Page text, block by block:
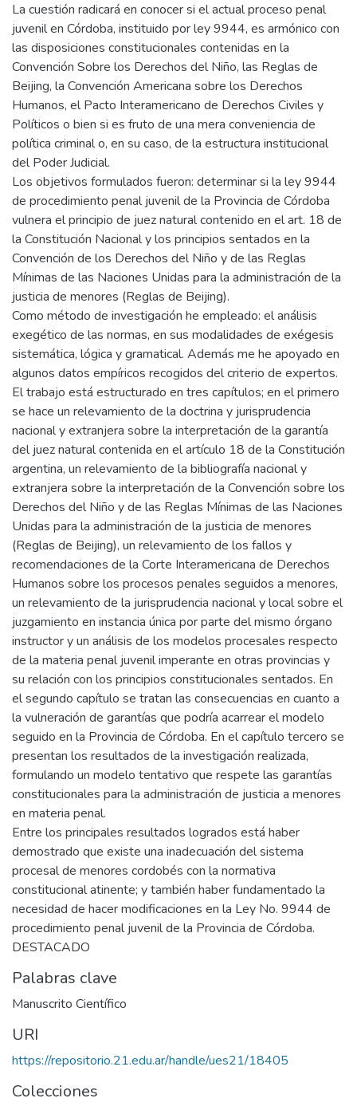
La cuestión radicará en conocer si el actual proceso penal
juvenil en Córdoba, instituido por ley 9944, es armónico con
las disposiciones constitucionales contenidas en la
Convención Sobre los Derechos del Niño, las Reglas de
Beijing, la Convención Americana sobre los Derechos
Humanos, el Pacto Interamericano de Derechos Civiles y
Políticos o bien si es fruto de una mera conveniencia de
política criminal o, en su caso, de la estructura institucional
del Poder Judicial.
Los objetivos formulados fueron: determinar si la ley 9944
de procedimiento penal juvenil de la Provincia de Córdoba
vulnera el principio de juez natural contenido en el art. 18 de
la Constitución Nacional y los principios sentados en la
Convención de los Derechos del Niño y de las Reglas
Mínimas de las Naciones Unidas para la administración de la
justicia de menores (Reglas de Beijing).
Como método de investigación he empleado: el análisis
exegético de las normas, en sus modalidades de exégesis
sistemática, lógica y gramatical. Además me he apoyado en
algunos datos empíricos recogidos del criterio de expertos.
El trabajo está estructurado en tres capítulos; en el primero
se hace un relevamiento de la doctrina y jurisprudencia
nacional y extranjera sobre la interpretación de la garantía
del juez natural contenida en el artículo 18 de la Constitución
argentina, un relevamiento de la bibliografía nacional y
extranjera sobre la interpretación de la Convención sobre los
Derechos del Niño y de las Reglas Mínimas de las Naciones
Unidas para la administración de la justicia de menores
(Reglas de Beijing), un relevamiento de los fallos y
recomendaciones de la Corte Interamericana de Derechos
Humanos sobre los procesos penales seguidos a menores,
un relevamiento de la jurisprudencia nacional y local sobre el
juzgamiento en instancia única por parte del mismo órgano
instructor y un análisis de los modelos procesales respecto
de la materia penal juvenil imperante en otras provincias y
su relación con los principios constitucionales sentados. En
el segundo capítulo se tratan las consecuencias en cuanto a
la vulneración de garantías que podría acarrear el modelo
seguido en la Provincia de Córdoba. En el capítulo tercero se
presentan los resultados de la investigación realizada,
formulando un modelo tentativo que respete las garantías
constitucionales para la administración de justicia a menores
en materia penal.
Entre los principales resultados logrados está haber
demostrado que existe una inadecuación del sistema
procesal de menores cordobés con la normativa
constitucional atinente; y también haber fundamentado la
necesidad de hacer modificaciones en la Ley No. 9944 de
procedimiento penal juvenil de la Provincia de Córdoba.
DESTACADO
Palabras clave
Manuscrito Científico
URI
https://repositorio.21.edu.ar/handle/ues21/18405
Colecciones